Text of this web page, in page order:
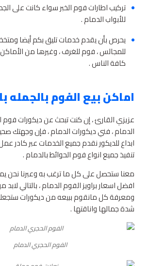
تركيب اطارات فوم الخبر سواء كانت على
للأبواب الدمام .
يحرص بأن يقدم خدمات تليق بكم أيضا
للمجالس ، فوم للغرف ، وغيرها من الأماكن
كافة الناس .
اماكن بيع الفوم بالجمله
عزيزي القارئ ، إن كنت تبحث عن ديكورات فوم
الدمام ، فني ديكورات الدمام ، فإن وجهتك
ابداع للديكور نقدم جميع الخدمات عبر
تنفيذ جميع انواع فوم الحوائط بالدمام .
معنا ستحصل على كل ما ترغب به وعبرنا نحن
افضل اسعار براويز الفوم الدمام ، بالتالي لابد
ومعرفة كل مانقوم ببيعه من ديكورات
شدة جمالها واناقتها .
الفوم الحجري الدمام